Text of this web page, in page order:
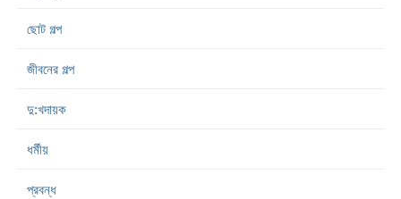
ছোট গল্প
জীবনের গল্প
দু:খদায়ক
ধর্মীয়
প্রবন্ধ